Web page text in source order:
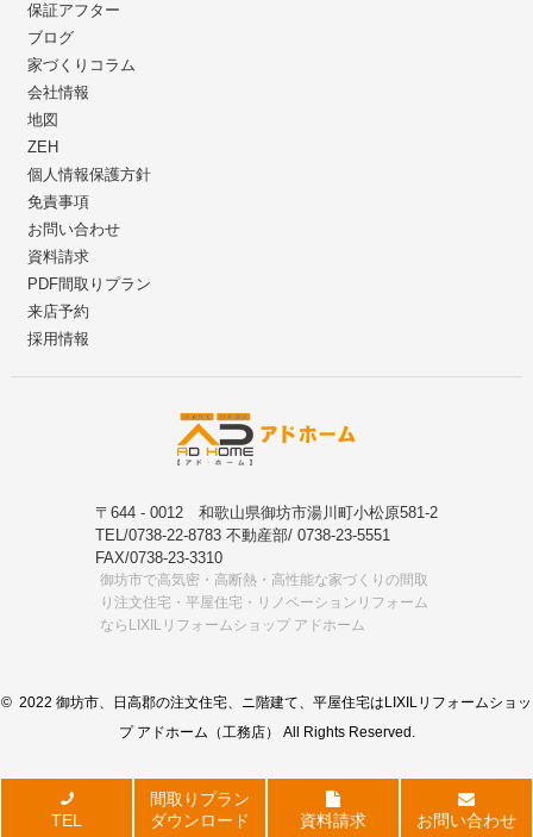
保証アフター
ブログ
家づくりコラム
会社情報
地図
ZEH
個人情報保護方針
免責事項
お問い合わせ
資料請求
PDF間取りプラン
来店予約
採用情報
〒644 - 0012 和歌山県御坊市湯川町小松原581-2
TEL/0738-22-8783 不動産部/ 0738-23-5551
FAX/0738-23-3310
御坊市で高気密・高断熱・高性能な家づくりの間取
り注文住宅・平屋住宅・リノベーションリフォーム
ならLIXILリフォームショップ アドホーム
© 2022 御坊市、日高郡の注文住宅、ニ階建て、平屋住宅はLIXILリフォームショッ
プ アドホーム（工務店） All Rights Reserved.
TEL
間取りプラン
ダウンロード
資料請求 お問い合わせ